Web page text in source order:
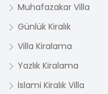
Muhafazakar Villa
Günlük Kiralık
Villa Kiralama
Yazlık Kiralama
İslami Kiralık Villa